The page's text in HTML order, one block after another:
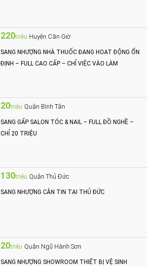
220triệu Huyện Cần Giờ
SANG NHƯỢNG NHÀ THUỐC ĐANG HOẠT ĐỘNG ỔN
ĐỊNH – FULL CAO CẤP – CHỈ VIỆC VÀO LÀM
20triệu Quận Bình Tân
SANG GẤP SALON TÓC & NAIL – FULL ĐỒ NGHỀ –
CHỈ 20 TRIỆU
130triệu Quận Thủ Đức
SANG NHƯỢNG CĂN TIN TẠI THỦ ĐỨC
20triệu Quận Ngũ Hành Sơn
SANG NHƯỢNG SHOWROOM THIẾT BỊ VỆ SINH